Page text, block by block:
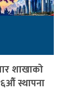
शाखाको
स्थापना